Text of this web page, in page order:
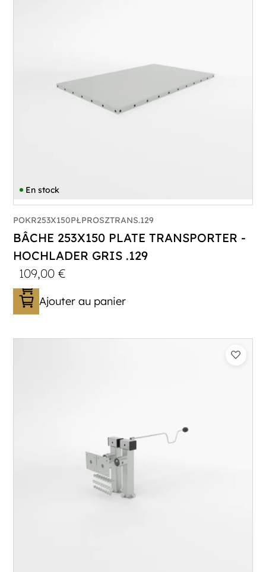
En stock
POKR253X150PŁPROSZTRANS.129
BÂCHE 253X150 PLATE TRANSPORTER -
HOCHLADER GRIS .129
109,00€
Ajouter au panier